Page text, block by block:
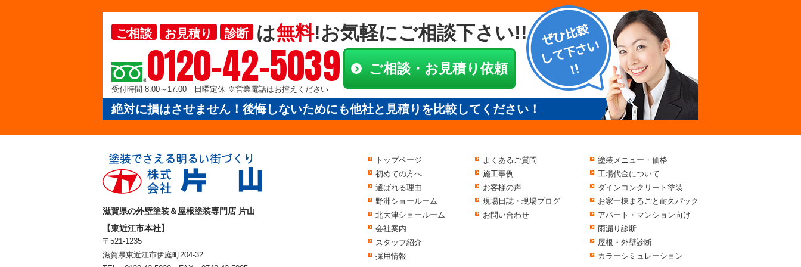
ご相談 お見積り 診断 は無料!お気軽にご相談下さい!!
0120-42-5039
受付時間 8:00～17:00 日曜定休 ※営業電話はお控えください
ご相談・お見積り依頼
絶対に損はさせません！後悔しないためにも他社と見積りを比較してください！
滋賀県の外壁塗装＆屋根塗装専門店 片山
【東近江市本社】
〒521-1235
滋賀県東近江市伊庭町204-32
トップページ
初めての方へ
選ばれる理由
野洲ショールーム
北大津ショールーム
会社案内
スタッフ紹介
採用情報
よくあるご質問
施工事例
お客様の声
現場日誌・現場ブログ
お問い合わせ
塗装メニュー・価格
工場代金について
ダインコンクリート塗装
お家一棟まるごと耐久パック
アパート・マンション向け
雨漏り診断
屋根・外壁診断
カラーシミュレーション